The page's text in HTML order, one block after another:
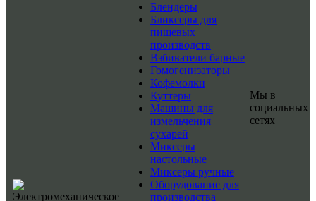
Блендеры
Бликсеры для
пищевых
производств
Взбиватели барные
Гомогенизаторы
Кофемолки
Куттеры
Машины для
измельчения
сухарей
Миксеры
настольные
Миксеры ручные
Оборудование для
производства
Мы в
социальных
сетях